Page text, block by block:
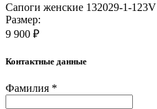
Сапоги женские 132029-1-123V
Размер:
9 900 ₽
Контактные данные
Фамилия *